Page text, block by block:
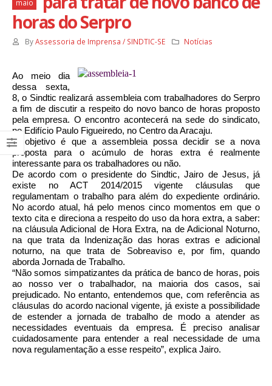
maio
horas do Serpro
ByAssessoria de Imprensa / SINDTIC-SE Notícias
Ao meio dia
dessa sexta,
8, o Sindtic realizará assembleia com trabalhadores do Serpro
a fim de discutir a respeito do novo banco de horas proposto
pela empresa. O encontro acontecerá na sede do sindicato,
no Edifício Paulo Figueiredo, no Centro da Aracaju.
O objetivo é que a assembleia possa decidir se a nova
proposta para o acúmulo de horas extra é realmente
interessante para os trabalhadores ou não.
De acordo com o presidente do Sindtic, Jairo de Jesus, já
existe no ACT 2014/2015 vigente cláusulas que
regulamentam o trabalho para além do expediente ordinário.
No acordo atual, há pelo menos cinco momentos em que o
texto cita e direciona a respeito do uso da hora extra, a saber:
na cláusula Adicional de Hora Extra, na de Adicional Noturno,
na que trata da Indenização das horas extras e adicional
noturno, na que trata de Sobreaviso e, por fim, quando
aborda Jornada de Trabalho.
“Não somos simpatizantes da prática de banco de horas, pois
ao nosso ver o trabalhador, na maioria dos casos, sai
prejudicado. No entanto, entendemos que, com referência as
cláusulas do acordo nacional vigente, já existe a possibilidade
de estender a jornada de trabalho de modo a atender as
necessidades eventuais da empresa. É preciso analisar
cuidadosamente para entender a real necessidade de uma
nova regulamentação a esse respeito”, explica Jairo.